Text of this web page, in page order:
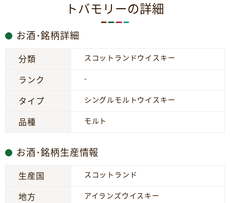
トバモリーの詳細
お酒･銘柄詳細
分類 スコットランドウイスキー
ランク -
タイプ シングルモルトウイスキー
品種 モルト
お酒･銘柄生産情報
生産国 スコットランド
地方 アイランズウイスキー